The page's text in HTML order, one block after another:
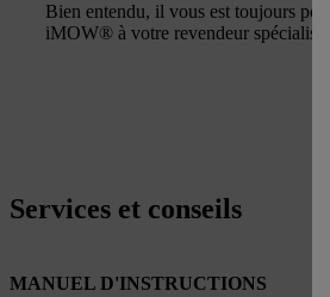
Bien entendu, il vous est toujours
iMOW® à votre revendeur spécialisé
Services et conseils
MANUEL D'INSTRUCTIONS